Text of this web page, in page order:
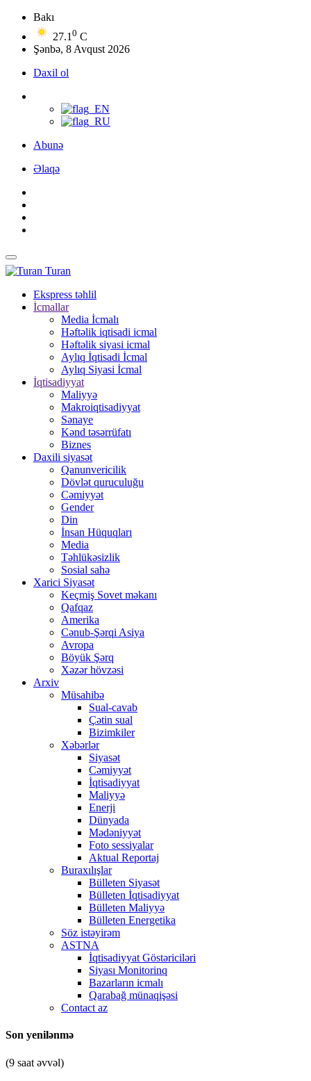
Bakı
27.1 0 C
Şənbə, 8 Avqust 2026
Daxil ol
Abunə
Əlaqə
Turan
Ekspress təhlil
İcmallar
Media İcmalı
Həftəlik iqtisadi icmal
Həftəlik siyasi icmal
Aylıq İqtisadi İcmal
Aylıq Siyasi İcmal
İqtisadiyyat
Maliyyə
Makroiqtisadiyyat
Sənaye
Kənd təsərrüfatı
Biznes
Daxili siyasət
Qanunvericilik
Dövlət quruculuğu
Cəmiyyət
Gender
Din
İnsan Hüquqları
Media
Təhlükəsizlik
Sosial sahə
Xarici Siyasət
Keçmiş Sovet məkanı
Qafqaz
Amerika
Cənub-Şərqi Asiya
Avropa
Böyük Şərq
Xəzər hövzəsi
Arxiv
Müsahibə
Sual-cavab
Çətin sual
Bizimkiler
Xəbərlər
Siyasət
Cəmiyyət
İqtisadiyyat
Maliyyə
Enerji
Dünyada
Mədəniyyət
Foto sessiyalar
Aktual Reportaj
Buraxılışlar
Bülleten Siyasət
Bülleten İqtisadiyyat
Bülleten Maliyyə
Bülleten Energetika
Söz istəyirəm
ASTNA
İqtisadiyyat Göstəriciləri
Siyası Monitorinq
Bazarların icmalı
Qarabağ münaqişəsi
Contact az
Son yenilənmə
(9 saat əvvəl)